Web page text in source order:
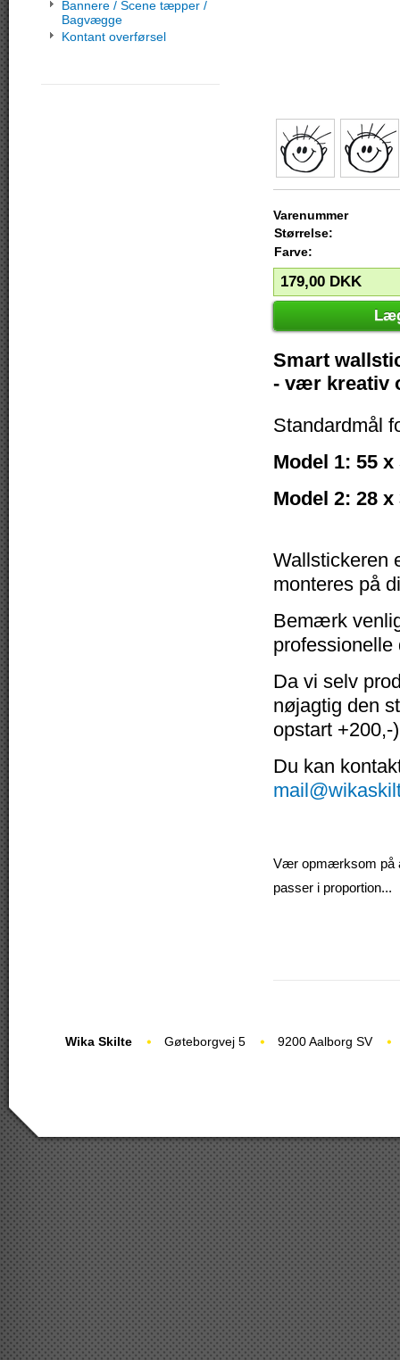
Bannere / Scene tæpper /
Bagvægge
Kontant overførsel
Varenummer
Størrelse:
Farve:
179,00 DKK
Smart
- vær kreativ
Standardmål
Model 1: 55 x
Model 2: 28 x
Wallstickeren
monteres på
Bemærk
professionelle
Da vi selv
nøjagtig den
opstart +200,-
Du kan
Vær opmærksom på
passer i proportion...
Wika Skilte Gøteborgvej 5 9200 Aalborg SV